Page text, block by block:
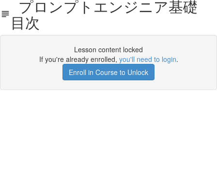
プロンプトエンジニア基礎
目次
Lesson content locked
If you're already enrolled, you'll need to login.
Enroll in Course to Unlock